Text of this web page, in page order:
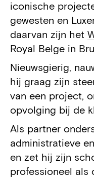
iconische
gewesten en
daarvan zijn het
Royal Belge in
Nieuwsgierig,
hij graag zijn
van een project,
opvolging bij de
Als partner
administratieve
en zet hij zijn
professioneel als